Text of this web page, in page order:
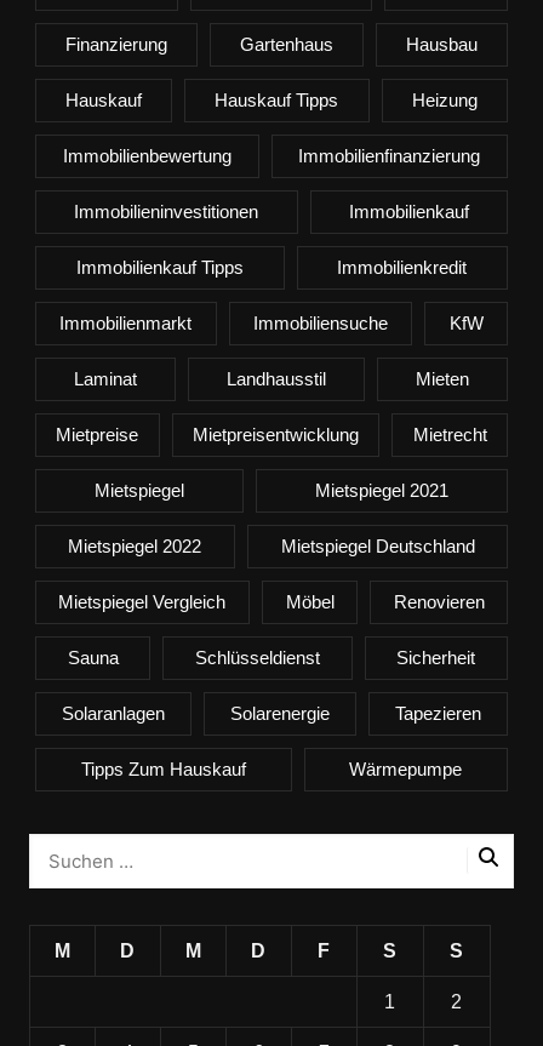
Finanzierung Gartenhaus Hausbau
Hauskauf Hauskauf Tipps Heizung
Immobilienbewertung Immobilienfinanzierung
Immobilieninvestitionen Immobilienkauf
Immobilienkauf Tipps Immobilienkredit
Immobilienmarkt Immobiliensuche KfW
Laminat Landhausstil Mieten
Mietpreise Mietpreisentwicklung Mietrecht
Mietspiegel Mietspiegel 2021
Mietspiegel 2022 Mietspiegel Deutschland
Mietspiegel Vergleich Möbel Renovieren
Sauna Schlüsseldienst Sicherheit
Solaranlagen Solarenergie Tapezieren
Tipps Zum Hauskauf Wärmepumpe
M D M D F S S
1 2